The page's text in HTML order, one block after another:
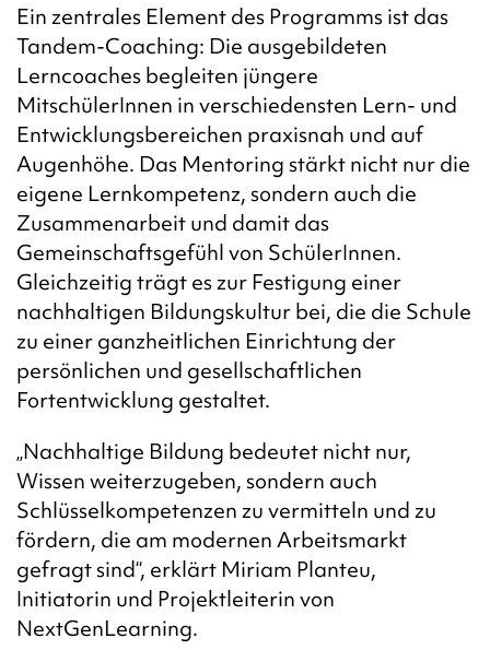
Ein zentrales Element des Programms ist das
Tandem-Coaching: Die ausgebildeten
Lerncoaches begleiten jüngere
MitschülerInnen in verschiedensten Lern- und
Entwicklungsbereichen praxisnah und auf
Augenhöhe. Das Mentoring stärkt nicht nur die
eigene Lernkompetenz, sondern auch die
Zusammenarbeit und damit das
Gemeinschaftsgefühl von SchülerInnen.
Gleichzeitig trägt es zur Festigung einer
nachhaltigen Bildungskultur bei, die die Schule
zu einer ganzheitlichen Einrichtung der
persönlichen und gesellschaftlichen
Fortentwicklung gestaltet.
„Nachhaltige Bildung bedeutet nicht nur,
Wissen weiterzugeben, sondern auch
Schlüsselkompetenzen zu vermitteln und zu
fördern, die am modernen Arbeitsmarkt
gefragt sind“, erklärt Miriam Planteu,
Initiatorin und Projektleiterin von
NextGenLearning.